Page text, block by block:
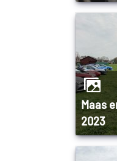
Maas en Kempen rit
2023